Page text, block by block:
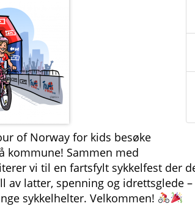
of Norway for kids besøke
kommune! Sammen med
vi til en fartsfylt sykkelfest der
av latter, spenning og idrettsglede
sykkelhelter. Velkommen!